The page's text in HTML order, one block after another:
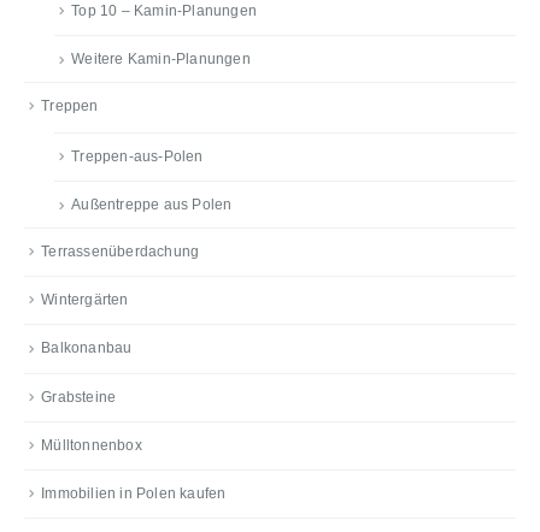
Top 10 – Kamin-Planungen
Weitere Kamin-Planungen
Treppen
Treppen-aus-Polen
Außentreppe aus Polen
Terrassenüberdachung
Wintergärten
Balkonanbau
Grabsteine
Mülltonnenbox
Immobilien in Polen kaufen